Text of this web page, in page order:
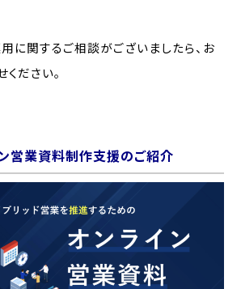
に関するご相談がございましたら、お
ださい。
営業資料制作支援のご紹介